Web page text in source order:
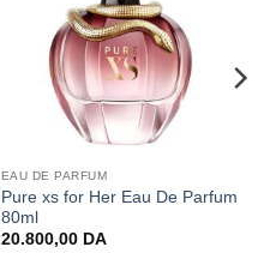
EAU DE PARFUM
Pure xs for Her Eau De Parfum
80ml
20.800,00 DA